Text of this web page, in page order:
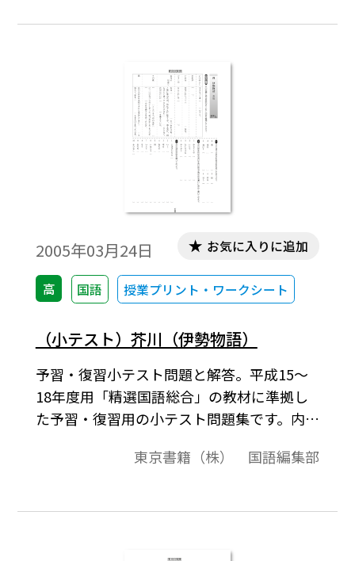
2005年03月24日
高 国語 授業プリント・ワークシート
お気に入りに追加
（小テスト）芥川（伊勢物語）
予習・復習小テスト問題と解答。平成15～
18年度用「精選国語総合」の教材に準拠し
た予習・復習用の小テスト問題集です。内容
解答例という構成です。東京書籍（株） 国語編集部